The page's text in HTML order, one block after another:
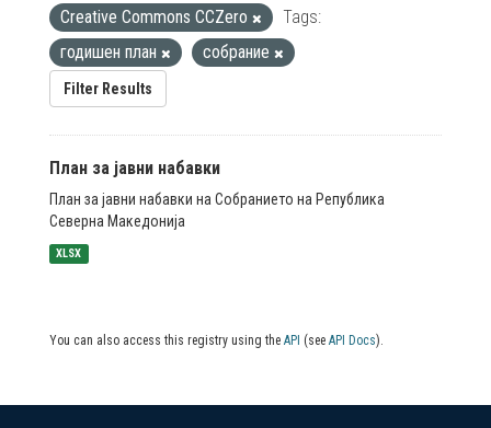
Creative Commons CCZero
Tags:
годишен план
собрание
Filter Results
План за јавни набавки
План за јавни набавки на Собранието на Република
Северна Македонија
XLSX
You can also access this registry using the API (see API Docs).